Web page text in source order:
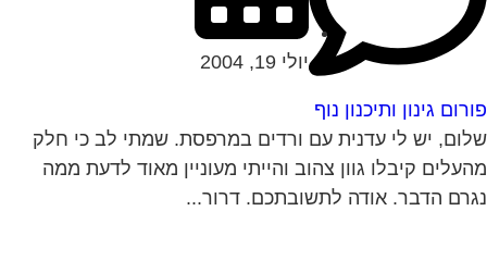
גינון ותיכנון נוף
יולי 19, 2004
יש לי עדנית עם ורדים במרפסת. שמתי לב כי חלק
קיבלו גוון צהוב והייתי מעוניין מאוד לדעת ממה
הדבר. אודה לתשובתכם. דרור...